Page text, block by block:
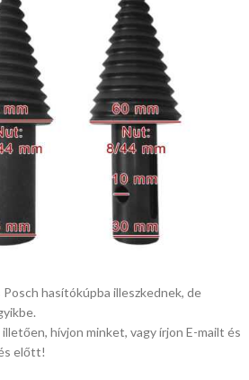
Posch hasítókúpba illeszkednek, de
hívjon minket, vagy írjon E-mailt és
előtt!